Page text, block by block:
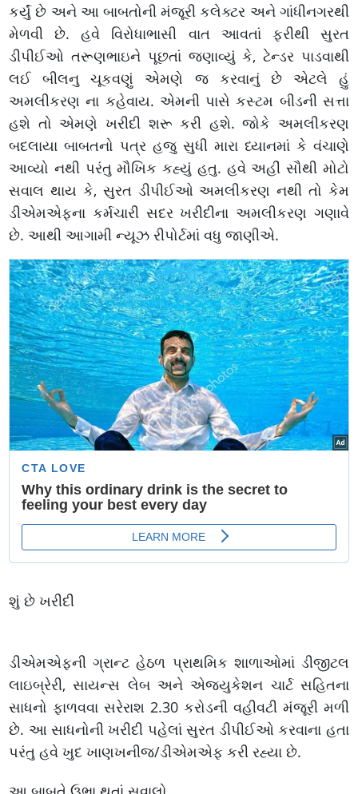
કર્યું છે અને આ બાબતોની મંજૂરી કલેક્ટર અને ગાંધીનગરથી
મેળવી છે. હવે વિરોધાભાસી વાત આવતાં ફરીથી સુરત
ડીપીઈઓ તરૂણભાઇને પૂછતાં જણાવ્યું કે, ટેન્ડર પાડવાથી
લઈ બીલનુ ચૂકવણું એમણે જ કરવાનું છે એટલે હું
અમલીકરણ ના કહેવાય. એમની પાસે કસ્ટમ બીડની સત્તા
હશે તો એમણે ખરીદી શરૂ કરી હશે. જોકે અમલીકરણ
બદલાયા બાબતનો પત્ર હજુ સુધી મારા ધ્યાનમાં કે વંચાણે
આવ્યો નથી પરંતુ મૌખિક કહ્યું હતુ. હવે અહીં સૌથી મોટો
સવાલ થાય કે, સુરત ડીપીઈઓ અમલીકરણ નથી તો કેમ
ડીએમએફના કર્મચારી સદર ખરીદીના અમલીકરણ ગણાવે
છે. આથી આગામી ન્યૂઝ રીપોર્ટમાં વધુ જાણીએ.
શું છે ખરીદી
ડીએમએફની ગ્રાન્ટ હેઠળ પ્રાથમિક શાળાઓમાં ડીજીટલ
લાઇબ્રેરી, સાયન્સ લેબ અને એજ્યુકેશન ચાર્ટ સહિતના
સાધનો ફાળવવા સરેરાશ 2.30 કરોડની વહીવટી મંજૂરી મળી
છે. આ સાધનોની ખરીદી પહેલાં સુરત ડીપીઈઓ કરવાના હતા
પરંતુ હવે ખુદ ખાણખનીજ/ડીએમએફ કરી રહ્યા છે.